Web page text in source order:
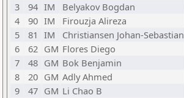
3
94 IM Belyakov Bogdan
4
90 IM Firouzja Alireza
5
81 IM Christiansen Johan-Sebastian
6
62 GM Flores Diego
7
48 GM Bok Benjamin
8
20 GM Adly Ahmed
9
47 GM Li Chao B